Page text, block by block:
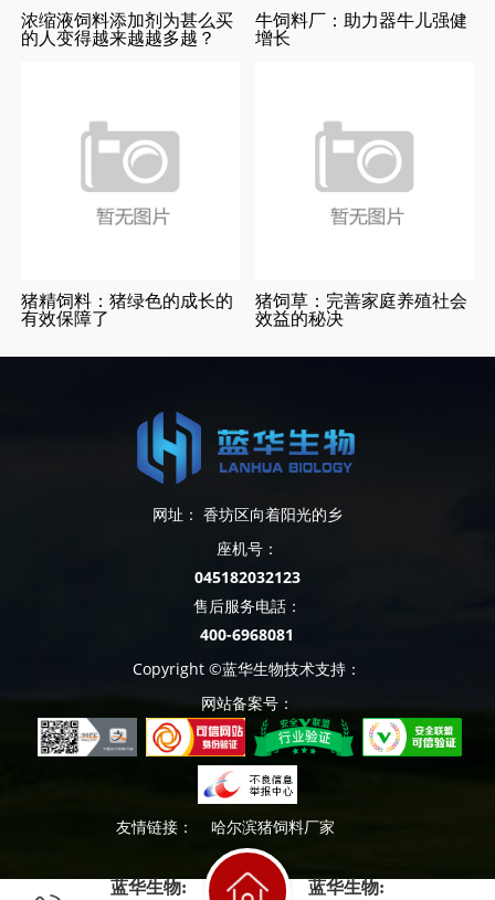
浓缩液饲料添加剂为甚么买
的人变得越来越越多越？
牛饲料厂：助力器牛儿强健
增长
猪精饲料：猪绿色的成长的
有效保障了
猪饲草：完善家庭养殖社会
效益的秘决
网址： 香坊区向着阳光的乡
座机号：
045182032123
售后服务电話：
400-6968081
Copyright ©蓝华生物技术支持：
网站备案号：
友情链接： 哈尔滨猪饲料厂家
蓝华生物: 蓝华生物: